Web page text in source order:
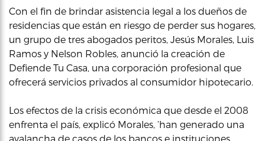
Con el fin de brindar asistencia legal a los dueños de
residencias que están en riesgo de perder sus hogares,
un grupo de tres abogados peritos, Jesús Morales, Luis
Ramos y Nelson Robles, anunció la creación de
Defiende Tu Casa, una corporación profesional que
ofrecerá servicios privados al consumidor hipotecario.
Los efectos de la crisis económica que desde el 2008
enfrenta el país, explicó Morales, ‘han generado una
avalancha de casos de los bancos e instituciones